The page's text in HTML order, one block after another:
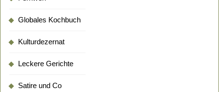
Globales Kochbuch
Kulturdezernat
Leckere Gerichte
Satire und Co